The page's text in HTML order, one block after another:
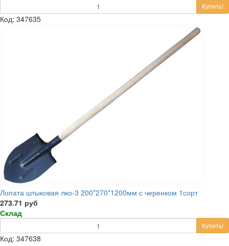
Купить!
Код: 347635
Лопата штыковая лко-3 200*270*1200мм с черенком 1сорт
273.71 руб
Склад
Купить!
Код: 347638